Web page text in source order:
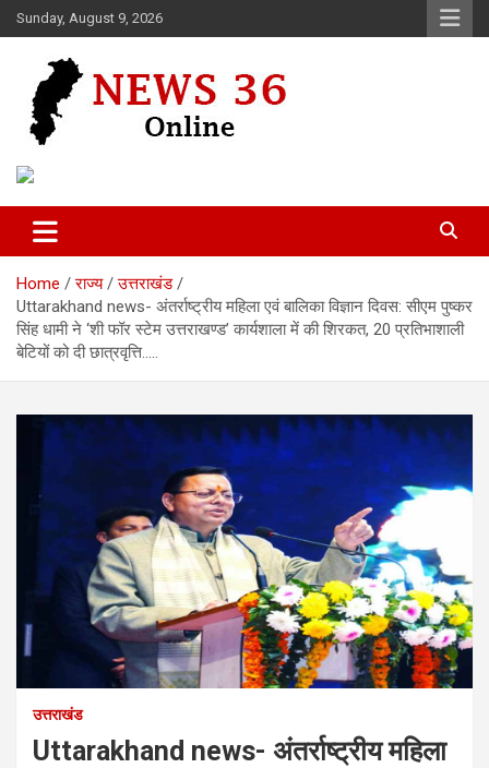
Skip
to
Sunday, August 9, 2026
News 36
Home राज्य
उत्तराखंड
Uttarakhand news- अंतर्राष्ट्रीय महिला एवं बालिका विज्ञान दिवस: सीएम पुष्कर
सिंह धामी ने ‘शी फॉर स्टेम उत्तराखण्ड’ कार्यशाला में की शिरकत, 20 प्रतिभाशाली
बेटियों को दी छात्रवृत्ति…..
उत्तराखंड
Uttarakhand news- अंतर्राष्ट्रीय महिला